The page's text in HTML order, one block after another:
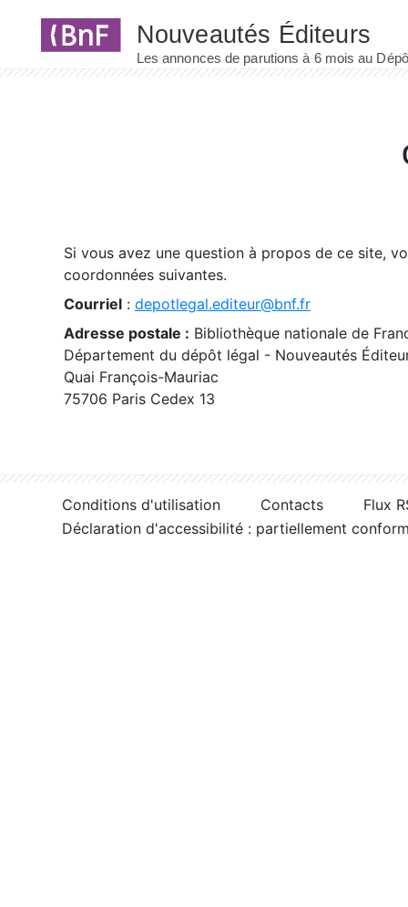
Si vous avez une question à propos de ce site,
coordonnées suivantes.
Courriel : depotlegal.editeur@bnf.fr
Adresse postale : Bibliothèque nationale de
Département du dépôt légal - Nouveautés
Quai François-Mauriac
75706 Paris Cedex 13
Conditions d'utilisation Contacts
Flux
Déclaration d'accessibilité : partiellement